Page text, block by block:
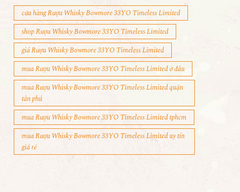
cửa hàng Rượu Whisky Bowmore 33YO Timeless Limited
shop Rượu Whisky Bowmore 33YO Timeless Limited
giá Rượu Whisky Bowmore 33YO Timeless Limited
mua Rượu Whisky Bowmore 33YO Timeless Limited ở đâu
mua Rượu Whisky Bowmore 33YO Timeless Limited quận
tân phú
mua Rượu Whisky Bowmore 33YO Timeless Limited tphcm
mua Rượu Whisky Bowmore 33YO Timeless Limited uy tín
giá rẻ